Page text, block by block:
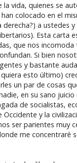
la vida, quienes se
colocado en el
derecha?) a ustedes
Esta carta
que nos
Si bien
y bastante
esto último)
un par de cosas
en su sano
de socialistas,
y la
ser parientes muy
me concentraré